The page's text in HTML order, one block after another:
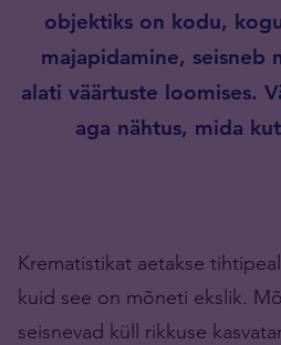
objektiks on kodu,
majapidamine, seisneb
alati väärtuste loomises.
aga nähtus, mida
Krematistikat aetakse
kuid see on mõneti ekslik.
seisnevad küll rikkuse